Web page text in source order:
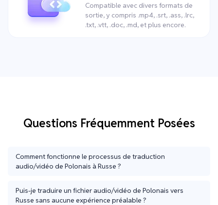
Compatible avec divers formats de
sortie, y compris .mp4, .srt, .ass, .lrc,
.txt, .vtt, .doc, .md, et plus encore.
Questions Fréquemment Posées
Comment fonctionne le processus de traduction
audio/vidéo de Polonais à Russe ?
Puis-je traduire un fichier audio/vidéo de Polonais vers
Russe sans aucune expérience préalable ?